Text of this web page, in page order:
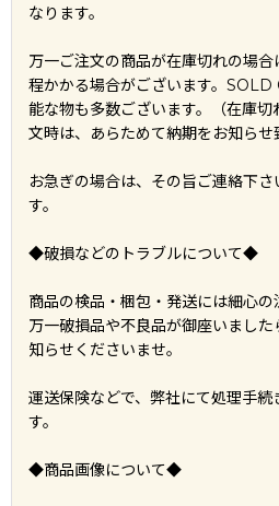
なります。
万一ご注文の商品が在庫切れの場
程かかる場合がございます。SOLD
能な物も多数ございます。（在庫
文時は、あらためて納期をお知らせ
お急ぎの場合は、その旨ご連絡下
す。
◆破損などのトラブルについて◆
商品の検品・梱包・発送には細心の
万一破損品や不良品が御座いまし
知らせくださいませ。
運送保険などで、弊社にて処理手
す。
◆商品画像について◆